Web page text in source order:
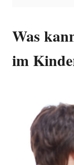
Was
im